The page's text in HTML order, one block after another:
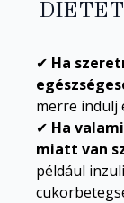
✔ Ha
merre indulj
✔ Ha
miatt van
például